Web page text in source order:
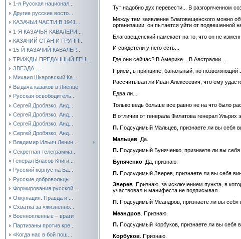
1-я Русская национал...
Другие русские восто...
КАЗАЧЬИ ЧАСТИ В 1941...
1-Я КАЗАЧЬЯ КАВАЛЕРИ...
КАЗАЧИЙ СТАН И ГРУПП...
15-Й КАЗАЧИЙ КАВАЛЕР...
ТРИЖДЫ ПРЕДАННЫЙ ГЕН...
ЗВЕЗДА ....
Михаил Шкаровский Ка...
Выдача казаков в Лиенце
Русская освободитель...
Сергей Дробязко, Анд...
Сергей Дробязко, Анд...
Сергей Дробязко, Анд...
Сергей Дробязко, Анд...
Владимир Ильич Ленин...
Секретная телеграмма...
Генерал Власов Книги...
Русский корпус на Ба...
Русские добровольцы ...
Формирования русской...
Оккупация. Правда и ...
Схватка за «жизненно...
Военнопленные – враги
Партизаны против кре...
«Когда нас в бой пош...
Тут надобно дух перевести... В разгоряченном
Между тем заявление Благовещенского можно
организации, он пытается уйти от подвешенной
Благовещенский намекает на то, что он не
И свидетели у него есть...
Где они сейчас? В Америке... В Австралии...
Прием, в принципе, банальный, но позволяющий
Рассчитывал ли Иван Алексеевич, что ему
Едва ли...
Только ведь больше все равно не на что было
В отличив от генерала Филатова генерал
П. Подсудимый Мальцев, признаете ли вы себя
Мальцев . Да.
П. Подсудимый Буняченко, признаете ли вы
Буняченко . Да, признаю.
П. Подсудимый Зверев, признаете ли вы себя
Зверев . Признаю, за исключением пункта, в
участвовал и манифеста не подписывал.
П. Подсудимый Меандров, признаете ли вы себя
Меандров . Признаю.
П. Подсудимый Корбуков, признаете ли вы
Корбуков . Признаю.